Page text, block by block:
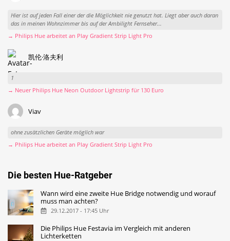
Hier ist auf jeden Fall einer der die Möglichkeit nie genutzt hat. Liegt aber auch daran
das in meinen Wohnzimmer bis auf der Ambilight Fernseher...
→ Philips Hue arbeitet an Play Gradient Strip Light Pro
凯伦·洛夫利
1
→ Neuer Philips Hue Neon Outdoor Lightstrip für 130 Euro
Viav
ohne zusätzlichen Geräte möglich war
→ Philips Hue arbeitet an Play Gradient Strip Light Pro
Die besten Hue-Ratgeber
Wann wird eine zweite Hue Bridge notwendig und worauf
muss man achten?
29.12.2017 - 17:45 Uhr
Die Philips Hue Festavia im Vergleich mit anderen
Lichterketten